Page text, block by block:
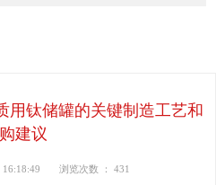
用钛储罐的关键制造工艺和
建议
浏览次数 ： 431